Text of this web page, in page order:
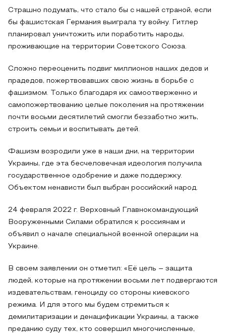
Страшно подумать, что стало бы с нашей страной, если
бы фашистская Германия выиграла ту войну. Гитлер
планировал уничтожить или поработить народы,
проживающие на территории Советского Союза.
Сложно переоценить подвиг миллионов наших дедов и
прадедов, пожертвовавших свою жизнь в борьбе с
фашизмом. Только благодаря их самоотверженно и
самопожертвованию целые поколения на протяжении
почти восьми десятилетий смогли беззаботно жить,
строить семьи и воспитывать детей.
Фашизм возродили уже в наши дни, на территории
Украины, где эта бесчеловечная идеология получила
государственное одобрение и даже поддержку.
Объектом ненависти был выбран российский народ.
24 февраля 2022 г. Верховный Главнокомандующий
Вооруженными Силами обратился к россиянам и
объявил о начале специальной военной операции на
Украине.
В своем заявлении он отметил: «Её цель – защита
людей, которые на протяжении восьми лет подвергаются
издевательствам, геноциду со стороны киевского
режима. И для этого мы будем стремиться к
демилитаризации и денацификации Украины, а также
преданию суду тех, кто совершил многочисленные,